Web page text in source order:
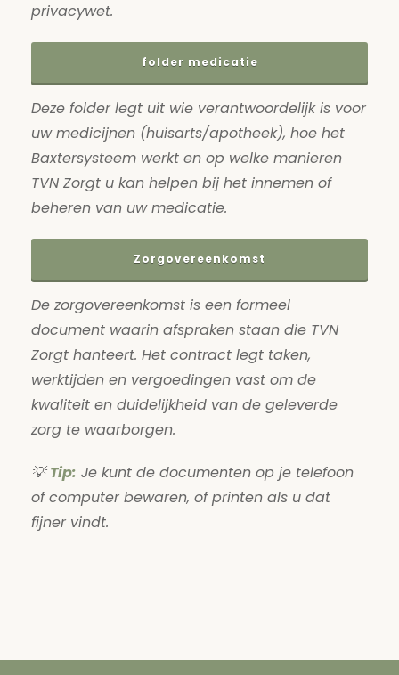
privacywet.
folder medicatie
Deze folder legt uit wie verantwoordelijk is voor
uw medicijnen (huisarts/apotheek), hoe het
Baxtersysteem werkt en op welke manieren
TVN Zorgt u kan helpen bij het innemen of
beheren van uw medicatie.
Zorgovereenkomst
De zorgovereenkomst is een formeel
document waarin afspraken staan die TVN
Zorgt hanteert. Het contract legt taken,
werktijden en vergoedingen vast om de
kwaliteit en duidelijkheid van de geleverde
zorg te waarborgen.
💡Tip: Je kunt de documenten op je telefoon
of computer bewaren, of printen als u dat
fijner vindt.